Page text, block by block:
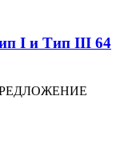
I и Тип III 64